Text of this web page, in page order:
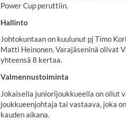
Power Cup peruttiin.
Hallinto
Johtokuntaan on kuulunut pj Timo
Matti Heinonen. Varajäseninä olivat
yhteensä 8 kertaa.
Valmennustoiminta
Jokaisella juniorijoukkueella on ollut
joukkueenjohtaja tai vastaava, joka
kauden aikana.